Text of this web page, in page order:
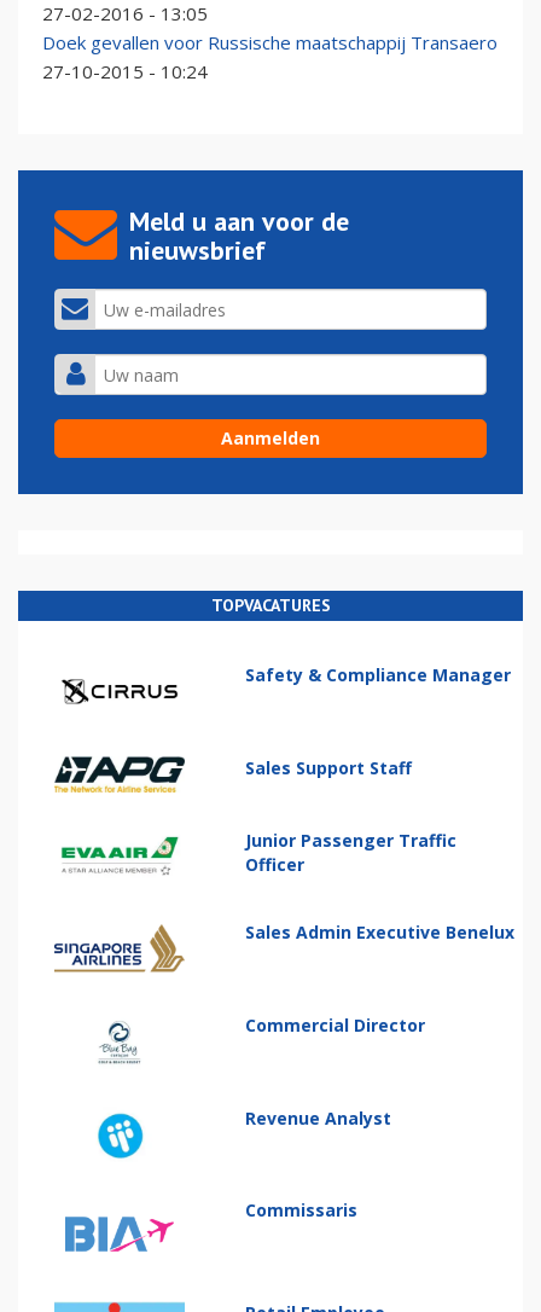
27-02-2016 - 13:05
Doek gevallen voor Russische maatschappij Transaero
27-10-2015 - 10:24
Meld u aan voor de
nieuwsbrief
TOPVACATURES
Safety & Compliance Manager
Sales Support Staff
Junior Passenger Traffic
Officer
Sales Admin Executive Benelux
Commercial Director
Revenue Analyst
Commissaris